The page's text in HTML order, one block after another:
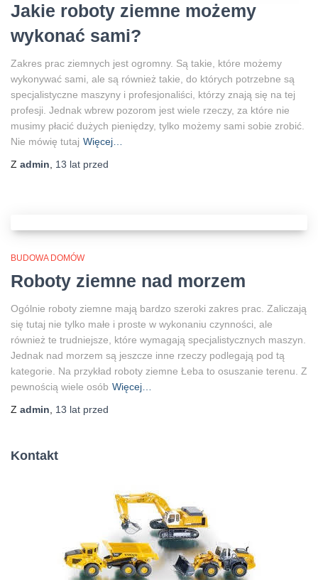
Jakie roboty ziemne możemy
wykonać sami?
Zakres prac ziemnych jest ogromny. Są takie, które możemy
wykonywać sami, ale są również takie, do których potrzebne są
specjalistyczne maszyny i profesjonaliści, którzy znają się na tej
profesji. Jednak wbrew pozorom jest wiele rzeczy, za które nie
musimy płacić dużych pieniędzy, tylko możemy sami sobie zrobić.
Nie mówię tutaj Więcej…
Z admin 13 lat przed
BUDOWA DOMÓW
Roboty ziemne nad morzem
Ogólnie roboty ziemne mają bardzo szeroki zakres prac. Zaliczają
się tutaj nie tylko małe i proste w wykonaniu czynności, ale
również te trudniejsze, które wymagają specjalistycznych maszyn.
Jednak nad morzem są jeszcze inne rzeczy podlegają pod tą
kategorie. Na przykład roboty ziemne Łeba to osuszanie terenu. Z
pewnością wiele osób Więcej…
Z admin 13 lat przed
Kontakt